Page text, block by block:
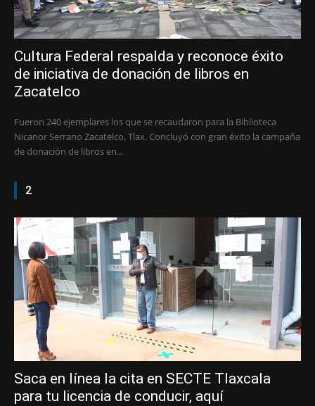
Cultura Federal respalda y reconoce éxito
de iniciativa de donación de libros en
Zacatelco
Fueron 240 ejemplares los que se recaudaron para la Biblioteca
Nicanor Serrano Zacatelco, Tlax. Concluyó con gran éxito la campaña
de donación de libros en...
2
Saca en línea la cita en SECTE Tlaxcala
para tu licencia de conducir, aquí